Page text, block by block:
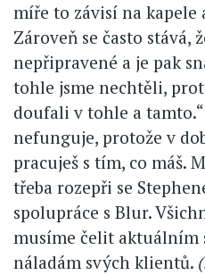
míře to závisí na kapele
Zároveň se často stává,
nepřipravené a je pak
tohle jsme nechtěli,
doufali v tohle a
nefunguje, protože v
pracuješ s tím, co máš.
třeba rozepři se
spolupráce s Blur.
musíme čelit aktuálním
náladám svých klientů.